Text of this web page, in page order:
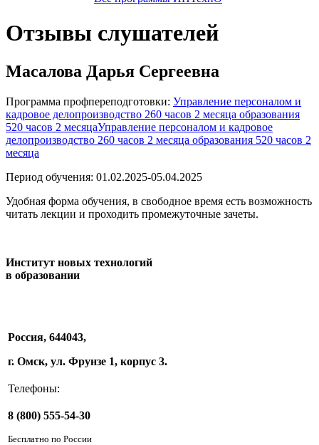
Отзывы слушателей
Масалова Дарья Сергеевна
Программа профпереподготовки: Управление персоналом и
кадровое делопроизводство 260 часов 2 месяца образования
520 часов 2 месяцаУправление персоналом и кадровое
делопроизводство 260 часов 2 месяца образования 520 часов 2
месяца
Период обучения: 01.02.2025-05.04.2025
Удобная форма обучения, в свободное время есть возможность
читать лекции и проходить промежуточные зачеты.
Институт новых технологий
в образовании
Россия, 644043,
г. Омск, ул. Фрунзе 1, корпус 3.
Телефоны:
8 (800) 555-54-30
Бесплатно по России